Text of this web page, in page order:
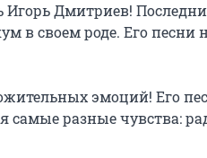
Дмитриев!
в своем роде. Его песни
эмоций! Его
разные чувства: